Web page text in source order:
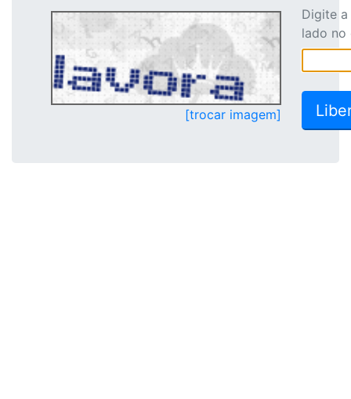
[trocar imagem]
Digite
lado no